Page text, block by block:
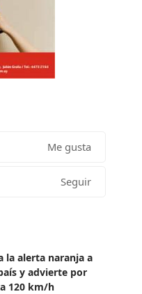
Me gusta
Seguir
la alerta naranja a
y advierte por
120 km/h